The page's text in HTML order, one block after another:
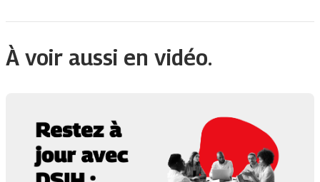
À voir aussi en vidéo.